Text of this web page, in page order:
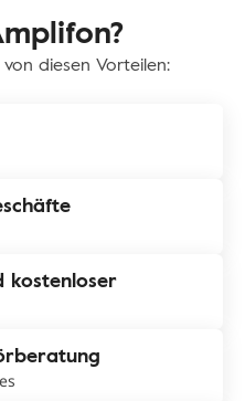
diesen Vorteilen:
kostenloser